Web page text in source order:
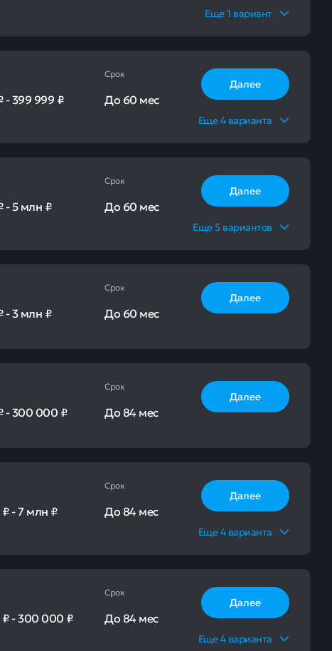
Еще1 вариант
-399 999 ₽
Срок
До60 мес
Далее
Еще4 варианта
-5 млн ₽
Срок
До60 мес
Далее
Еще5вариантов
-3 млн ₽
Срок
До60 мес
Далее
-300 000 ₽
Срок
До84 мес
Далее
-7 млн ₽
Срок
До84 мес
Далее
Еще4 варианта
-300 000 ₽
Срок
До84 мес
Далее
Еще4 варианта